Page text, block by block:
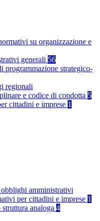
su organizzazione e
generali 56
programmazione strategico-
regionali
e codice di condotta 5
cittadini e imprese 1
obblighi amministrativi
per cittadini e imprese 1
analoga 4